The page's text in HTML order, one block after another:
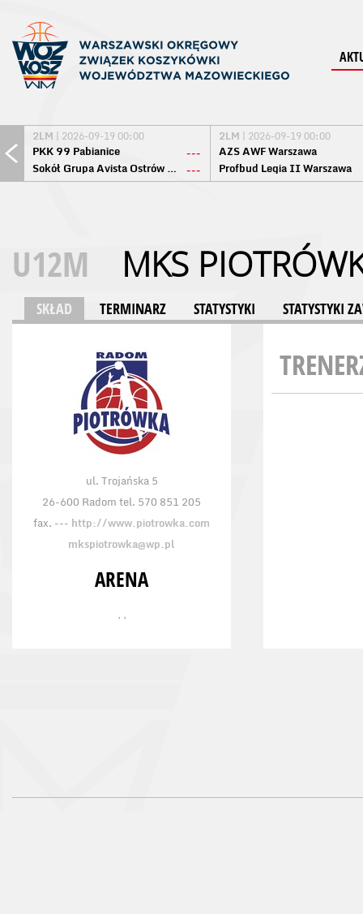
2LM | 2026-09-19 00:00
PKK 99 Pabianice
---
Sokół Grupa Avista Ostrów Maz. ---
2LM | 2026-09-19 00:00
AZS AWF Warszawa
Profbud Legia II Warszawa
U12M MKS
SKŁAD TERMINARZ STATYSTYKI STATYSTYKI
ul. Trojańska 5
26-600 Radom tel. 570 851 205
fax. --- http://www.piotrowka.com
mkspiotrowka@wp.pl
ARENA
, ,